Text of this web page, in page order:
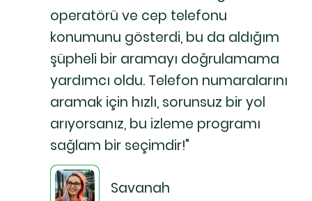
operatörü ve cep telefonu
konumunu gösterdi, bu da aldığım
şüpheli bir aramayı doğrulamama
yardımcı oldu. Telefon numaralarını
aramak için hızlı, sorunsuz bir yol
arıyorsanız, bu izleme programı
sağlam bir seçimdir!"
Savanah